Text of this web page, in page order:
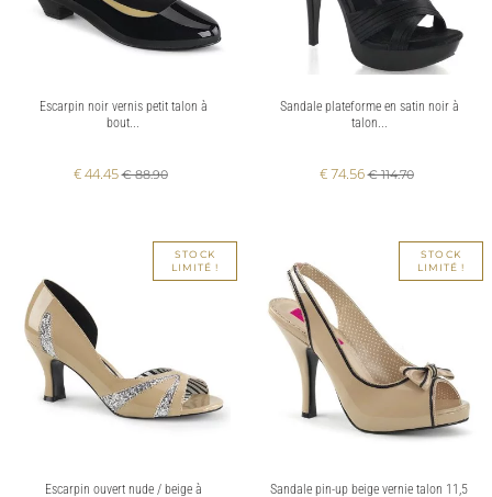
Escarpin noir vernis petit talon à
bout...
€ 44.45 € 88.90
Sandale plateforme en satin noir à
talon...
€ 74.56 € 114.70
STOCK
LIMITÉ !
Escarpin ouvert nude / beige à
STOCK
LIMITÉ !
Sandale pin-up beige vernie talon 11,5